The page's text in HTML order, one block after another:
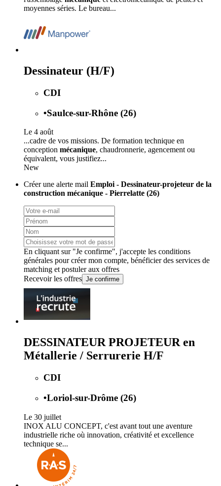
moyennes séries. Le bureau...
Dessinateur (H/F)
CDI
•Saulce-sur-Rhône (26)
Le 4 août
...cadre de vos missions. De formation technique en
conception mécanique, chaudronnerie, agencement ou
équivalent, vous justifiez...
New
Créer une alerte mail Emploi - Dessinateur-projeteur de la
construction mécanique - Pierrelatte (26)
En cliquant sur "Je confirme", j'accepte les conditions
générales pour créer mon compte, bénéficier des services de
matching et postuler aux offres
Recevoir les offres Je confirme
DESSINATEUR PROJETEUR en
Métallerie / Serrurerie H/F
CDI
•Loriol-sur-Drôme (26)
Le 30 juillet
INOX ALU CONCEPT, c'est avant tout une aventure
industrielle riche où innovation, créativité et excellence
technique se...